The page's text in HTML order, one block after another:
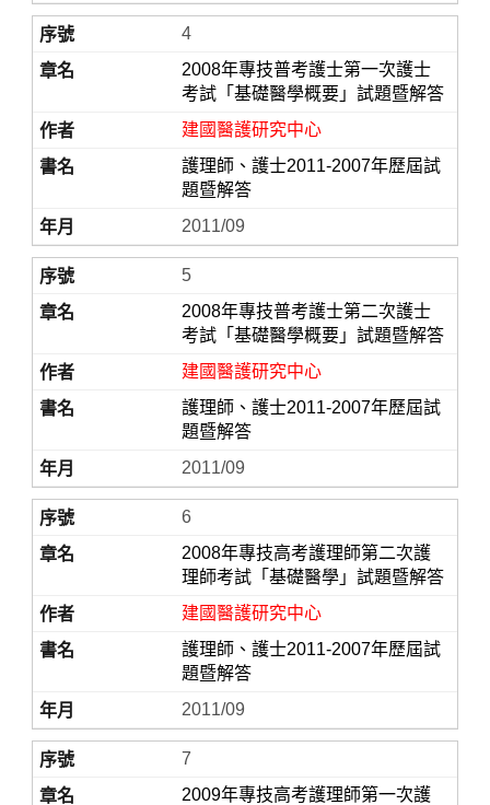
4
2008年專技普考護士第一次護士
考試「基礎醫學概要」試題暨解答
建國醫護研究中心
護理師、護士2011-2007年歷屆試
題暨解答
2011/09
5
2008年專技普考護士第二次護士
考試「基礎醫學概要」試題暨解答
建國醫護研究中心
護理師、護士2011-2007年歷屆試
題暨解答
2011/09
6
2008年專技高考護理師第二次護
理師考試「基礎醫學」試題暨解答
建國醫護研究中心
護理師、護士2011-2007年歷屆試
題暨解答
2011/09
7
2009年專技高考護理師第一次護